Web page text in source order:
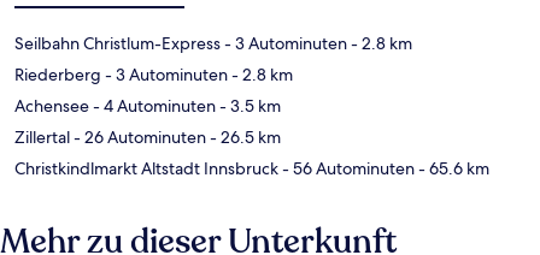
Seilbahn Christlum-Express- 3 Autominuten- 2.8 km
Riederberg - 3 Autominuten- 2.8 km
Achensee- 4 Autominuten- 3.5 km
Zillertal- 26 Autominuten- 26.5 km
Christkindlmarkt Altstadt Innsbruck- 56 Autominuten- 65.6 km
Mehr zu dieser Unterkunft